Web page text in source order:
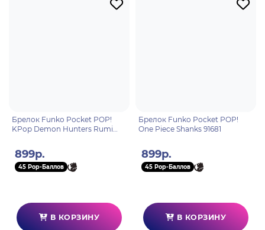
Брелок Funko Pocket POP!
KPop Demon Hunters Rumi
899р.
45 Pop-Баллов
В КОРЗИНУ
Брелок Funko Pocket POP!
One Piece Shanks 91681
899р.
45 Pop-Баллов
В КОРЗИНУ